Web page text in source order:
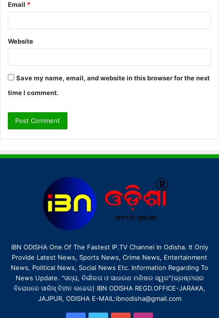
Email *
Website
Save my name, email, and website in this browser for the next
time I comment.
IBN ODISHA One Of The Fastest IP.TV Channel In Odisha. It Only
Provide Latest News, Sports News, Crime News, Entertainment
News, Political News, Social News Etc. Information Regarding To
News Update. "ସତ୍ୟ, ନିର୍ଭୀକତା ଓ ସାଧାରଣ ମଣିଷର ସ୍ୱର"(ଭ୍ରଷ୍ଟାଚାର
ବିରୋଧରେ ସାଲିସ୍ ବିହୀନ ଲଢେଇ) IBN ODISHA REGD.OFFICE-JARAKA,
JAJPUR, ODISHA E-MAIL:ibnodisha@gmail.com